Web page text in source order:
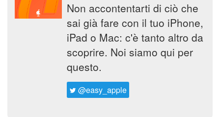
Non accontentarti di ciò che
sai già fare con il tuo iPhone,
iPad o Mac: c'è tanto altro da
scoprire. Noi siamo qui per
questo.
@easy_apple